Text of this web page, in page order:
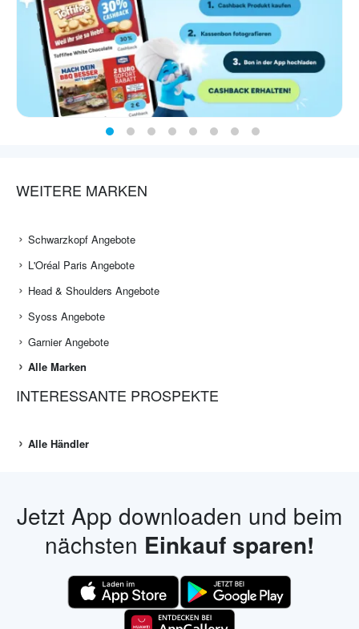
WEITERE MARKEN
Schwarzkopf Angebote
L'Oréal Paris Angebote
Head & Shoulders Angebote
Syoss Angebote
Garnier Angebote
Alle Marken
INTERESSANTE PROSPEKTE
Alle Händler
Jetzt App downloaden und beim
nächsten Einkauf sparen!